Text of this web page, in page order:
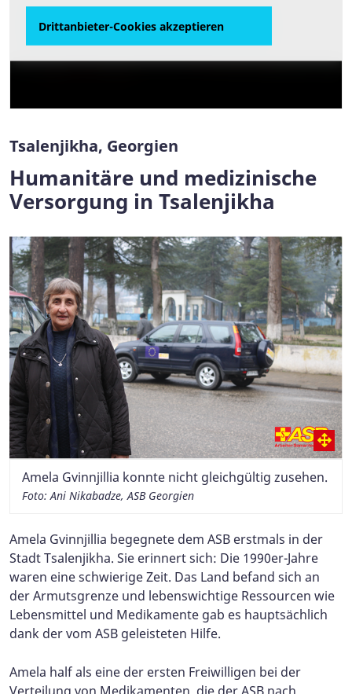
Mikheil Mindadze: "Wir hatten die Idee, eine
Organisation ins Leben zu rufen. Dann
gründeten wir 1992 denSamariterbund
Drittanbieter-Cookies akzeptieren
Drittanbieter-Cookies akzeptieren
Tsalenjikha, Georgien
Humanitäre und medizinische
Versorgung in Tsalenjikha
Amela Gvinnjillia konnte nicht gleichgültig zusehen.
Foto: Ani Nikabadze, ASB Georgien
Amela Gvinnjillia begegnete dem ASB erstmals in der
Stadt Tsalenjikha. Sie erinnert sich: Die 1990er-Jahre
waren eine schwierige Zeit. Das Land befand sich an
der Armutsgrenze und lebenswichtige Ressourcen wie
Lebensmittel und Medikamente gab es hauptsächlich
dank der vom ASB geleisteten Hilfe.
Amela half als eine der ersten Freiwilligen bei der